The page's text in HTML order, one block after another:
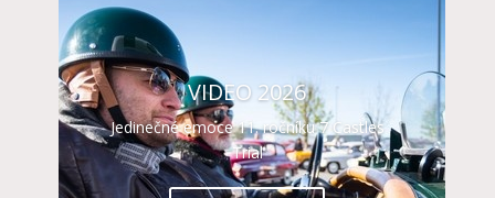
VIDEO 2026
Jedinečné emoce 11. ročníku 7 Castles
Trial